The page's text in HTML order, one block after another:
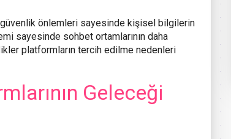
önlemleri sayesinde kişisel bilgilerin
sayesinde sohbet ortamlarının daha
platformların tercih edilme nedenleri
Geleceği